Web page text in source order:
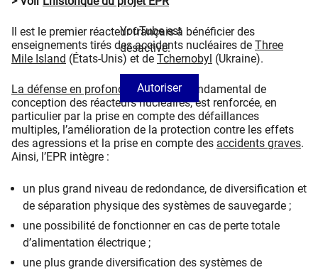
YouTube est
désactivé.
Autoriser
Il est le premier réacteur français à bénéficier des
enseignements tirés des accidents nucléaires de Three
Mile Island (États-Unis) et de Tchernobyl (Ukraine).
La défense en profondeur, principe fondamental de
conception des réacteurs nucléaires, est renforcée, en
particulier par la prise en compte des défaillances
multiples, l’amélioration de la protection contre les effets
des agressions et la prise en compte des accidents graves.
Ainsi, l’EPR intègre :
un plus grand niveau de redondance, de diversification et
de séparation physique des systèmes de sauvegarde ;
une possibilité de fonctionner en cas de perte totale
d’alimentation électrique ;
une plus grande diversification des systèmes de